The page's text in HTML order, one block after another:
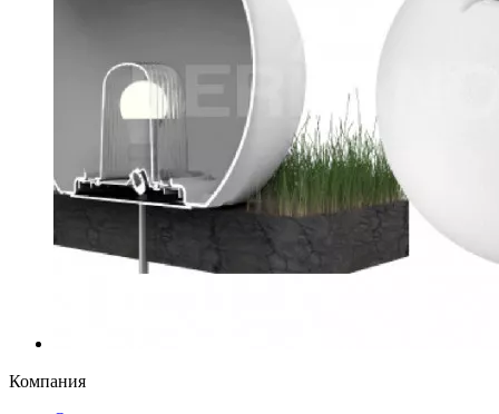
Компания